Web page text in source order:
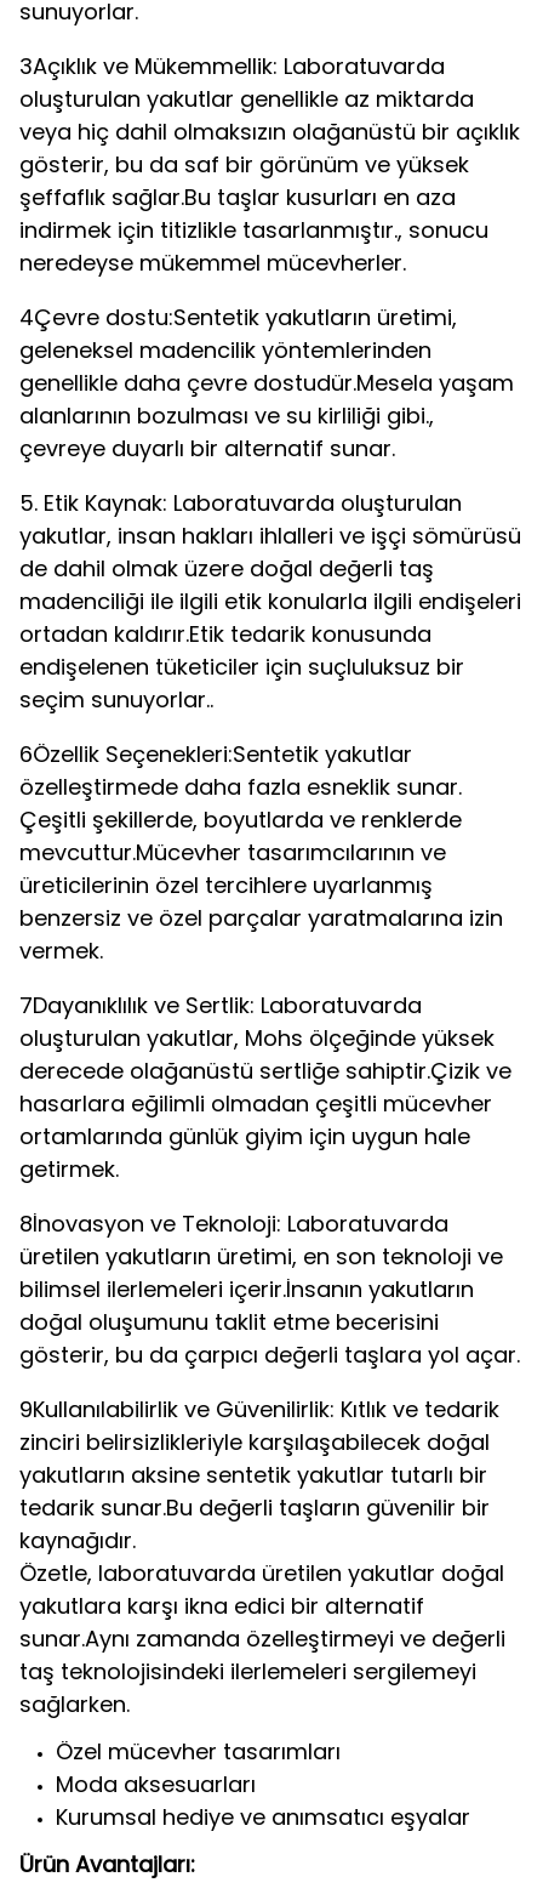
sunuyorlar.
3Açıklık ve Mükemmellik: Laboratuvarda
oluşturulan yakutlar genellikle az miktarda
veya hiç dahil olmaksızın olağanüstü bir açıklık
gösterir, bu da saf bir görünüm ve yüksek
şeffaflık sağlar.Bu taşlar kusurları en aza
indirmek için titizlikle tasarlanmıştır., sonucu
neredeyse mükemmel mücevherler.
4Çevre dostu:Sentetik yakutların üretimi,
geleneksel madencilik yöntemlerinden
genellikle daha çevre dostudür.Mesela yaşam
alanlarının bozulması ve su kirliliği gibi.,
çevreye duyarlı bir alternatif sunar.
5. Etik Kaynak: Laboratuvarda oluşturulan
yakutlar, insan hakları ihlalleri ve işçi sömürüsü
de dahil olmak üzere doğal değerli taş
madenciliği ile ilgili etik konularla ilgili endişeleri
ortadan kaldırır.Etik tedarik konusunda
endişelenen tüketiciler için suçluluksuz bir
seçim sunuyorlar..
6Özellik Seçenekleri:Sentetik yakutlar
özelleştirmede daha fazla esneklik sunar.
Çeşitli şekillerde, boyutlarda ve renklerde
mevcuttur.Mücevher tasarımcılarının ve
üreticilerinin özel tercihlere uyarlanmış
benzersiz ve özel parçalar yaratmalarına izin
vermek.
7Dayanıklılık ve Sertlik: Laboratuvarda
oluşturulan yakutlar, Mohs ölçeğinde yüksek
derecede olağanüstü sertliğe sahiptir.Çizik ve
hasarlara eğilimli olmadan çeşitli mücevher
ortamlarında günlük giyim için uygun hale
getirmek.
8İnovasyon ve Teknoloji: Laboratuvarda
üretilen yakutların üretimi, en son teknoloji ve
bilimsel ilerlemeleri içerir.İnsanın yakutların
doğal oluşumunu taklit etme becerisini
gösterir, bu da çarpıcı değerli taşlara yol açar.
9Kullanılabilirlik ve Güvenilirlik: Kıtlık ve tedarik
zinciri belirsizlikleriyle karşılaşabilecek doğal
yakutların aksine sentetik yakutlar tutarlı bir
tedarik sunar.Bu değerli taşların güvenilir bir
kaynağıdır.
Özetle, laboratuvarda üretilen yakutlar doğal
yakutlara karşı ikna edici bir alternatif
sunar.Aynı zamanda özelleştirmeyi ve değerli
taş teknolojisindeki ilerlemeleri sergilemeyi
sağlarken.
Özel mücevher tasarımları
Moda aksesuarları
Kurumsal hediye ve anımsatıcı eşyalar
Ürün Avantajları: